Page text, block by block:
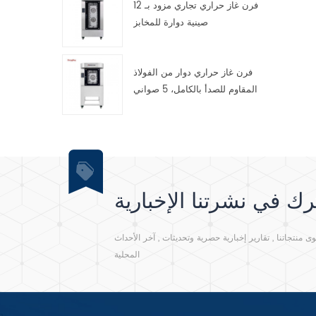
فرن غاز حراري تجاري مزود بـ 12
صينية دوارة للمخابز
فرن غاز حراري دوار من الفولاذ
المقاوم للصدأ بالكامل، 5 صواني
في نشرتنا الإخبارية
, تقارير إخبارية حصرية وتحديثات , آخر الأحداث
المحلية